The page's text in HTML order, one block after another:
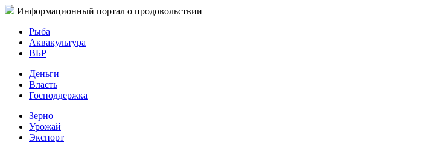
Информационный портал о продовольствии
Рыба
Аквакультура
ВБР
Деньги
Власть
Господдержка
Зерно
Урожай
Экспорт